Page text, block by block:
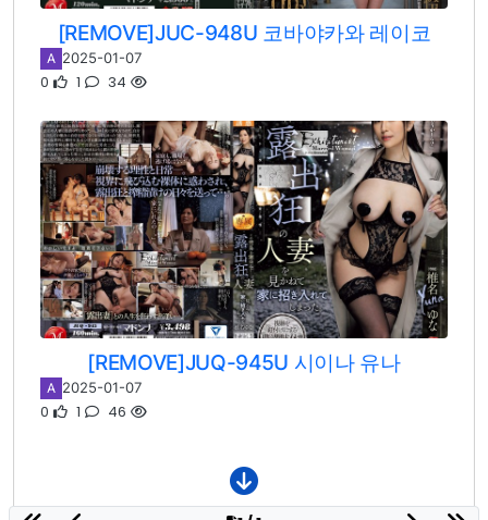
[REMOVE]JUC-948U 코바야카와 레이코
A 2025-01-07
0 1 34
[REMOVE]JUQ-945U 시이나 유나
A 2025-01-07
0 1 46